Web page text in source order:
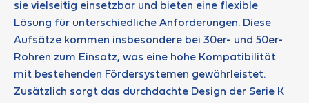
sie vielseitig einsetzbar und bieten eine flexible
Lösung für unterschiedliche Anforderungen. Diese
Aufsätze kommen insbesondere bei 30er- und 50er-
Rohren zum Einsatz, was eine hohe Kompatibilität
mit bestehenden Fördersystemen gewährleistet.
Zusätzlich sorgt das durchdachte Design der Serie K